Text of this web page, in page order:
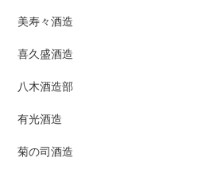
美寿々酒造
喜久盛酒造
八木酒造部
有光酒造
菊の司酒造